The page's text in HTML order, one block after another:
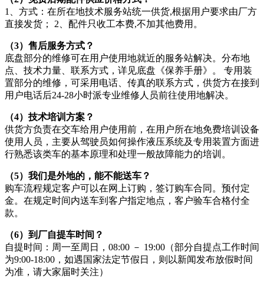
1、方式：在所在地技术服务站统一供货,根据用户要求由厂方
直接发货； 2、配件只收工本费,不加其他费用。
（3）售后服务方式？
底盘部分的维修可在用户使用地就近的服务站解决。分布地
点、技术力量、联系方式，详见底盘《保养手册》。 专用装
置部分的维修，可采用电话、传真的联系方式，供货方在接到
用户电话后24-28小时派专业维修人员前往使用地解决。
（4）技术培训方案？
供货方负责在交车给用户使用前，在用户所在地免费培训设备
使用人员，主要从驾驶员如何操作液压系统及专用装置方面进
行熟悉该类车的基本原理和处理一般故障能力的培训。
（5）我们是外地的，能不能送车？
购车流程规定客户可以在网上订购，签订购车合同。预付定
金。在规定时间内送车到客户指定地点，客户验车合格付全
款。
（6）到厂自提车时间？
自提时间：周一至周日，08:00 － 19:00（部分自提点工作时间
为9:00-18:00，如遇国家法定节假日，则以新闻发布放假时间
为准，请大家届时关注）